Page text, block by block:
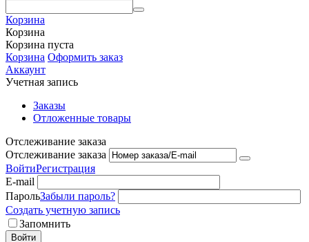
Корзина
Корзина
Корзина пуста
Корзина Оформить заказ
Аккаунт
Учетная запись
Заказы
Отложенные товары
Отслеживание заказа
Отслеживание заказа
ВойтиРегистрация
E-mail
ПарольЗабыли пароль?
Создать учетную запись
Запомнить
Войти